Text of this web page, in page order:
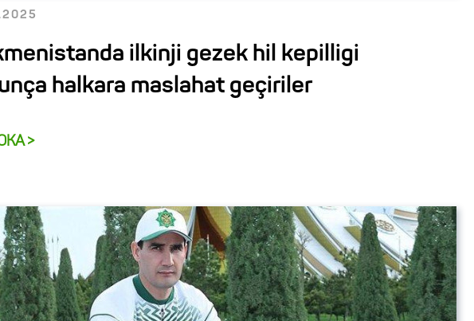
ilkinji gezek hil kepilligi
halkara maslahat geçiriler
>